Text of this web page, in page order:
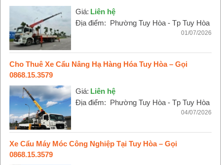
Giá: Liên hệ
Địa điểm: Phường Tuy Hòa - Tp Tuy Hòa
01/07/2026
Cho Thuê Xe Cẩu Nâng Hạ Hàng Hóa Tuy Hòa – Gọi
0868.15.3579
Giá: Liên hệ
Địa điểm: Phường Tuy Hòa - Tp Tuy Hòa
04/07/2026
Xe Cẩu Máy Móc Công Nghiệp Tại Tuy Hòa – Gọi
0868.15.3579